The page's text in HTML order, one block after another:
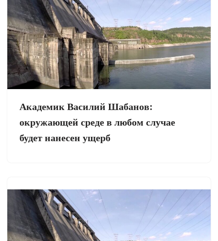
Академик Василий Шабанов:
окружающей среде в любом случае
будет нанесен ущерб